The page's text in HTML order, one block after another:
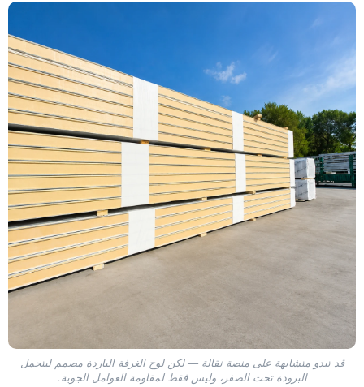
قد تبدو متشابهة على منصة نقالة — لكن لوح الغرفة الباردة مصمم ليتحمل
البرودة تحت الصفر، وليس فقط لمقاومة العوامل الجوية.